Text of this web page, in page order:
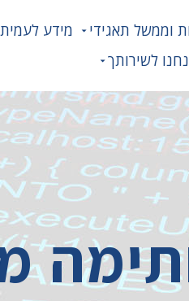
וממשל תאגידי
מידע
לשירותך